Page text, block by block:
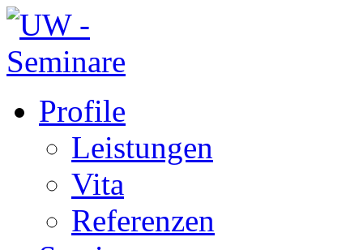
Profile
Leistungen
Vita
Referenzen